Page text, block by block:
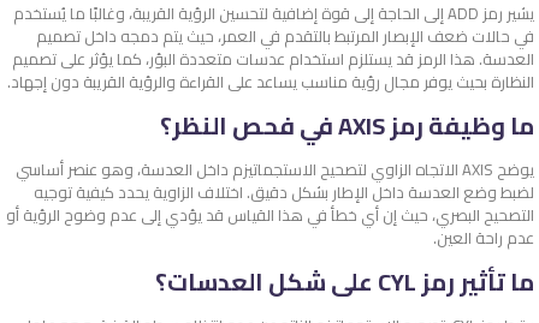
يشير رمز ADD إلى الحاجة إلى قوة إضافية لتحسين الرؤية القريبة، وغالبًا ما يُستخدم
في حالات ضعف الإبصار المرتبط بالتقدم في العمر، حيث يتم دمجه داخل تصميم
العدسة. هذا الرمز قد يستلزم استخدام عدسات متعددة البؤر، كما يؤثر على تصميم
النظارة بحيث يوفر مجال رؤية مناسب يساعد على القراءة والرؤية القريبة دون إجهاد.
ما وظيفة رمز AXIS في فحص النظر؟
يوضح AXIS الاتجاه الزاوي لتصحيح الاستجماتيزم داخل العدسة، وهو عنصر أساسي
لضبط وضع العدسة داخل الإطار بشكل دقيق. اختلاف الزاوية يحدد كيفية توجيه
التصحيح البصري، حيث إن أي خطأ في هذا القياس قد يؤدي إلى عدم وضوح الرؤية أو
عدم راحة العين.
ما تأثير رمز CYL على شكل العدسات؟